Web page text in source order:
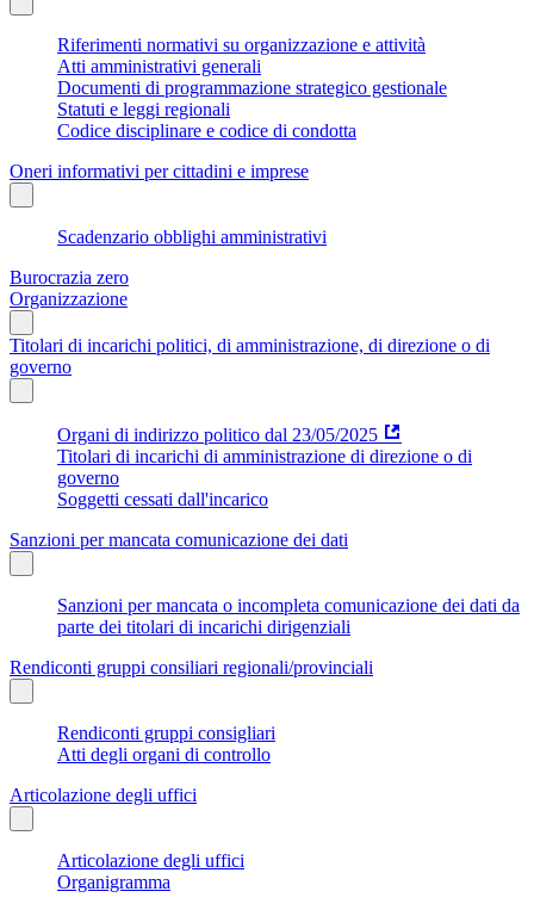
Riferimenti normativi su organizzazione e attività
Atti amministrativi generali
Documenti di programmazione strategico gestionale
Statuti e leggi regionali
Codice disciplinare e codice di condotta
Oneri informativi per cittadini e imprese
Scadenzario obblighi amministrativi
Burocrazia zero
Organizzazione
Titolari di incarichi politici, di amministrazione, di direzione o di
governo
Organi di indirizzo politico dal 23/05/2025
Titolari di incarichi di amministrazione di direzione o di
governo
Soggetti cessati dall'incarico
Sanzioni per mancata comunicazione dei dati
Sanzioni per mancata o incompleta comunicazione dei dati da
parte dei titolari di incarichi dirigenziali
Rendiconti gruppi consiliari regionali/provinciali
Rendiconti gruppi consigliari
Atti degli organi di controllo
Articolazione degli uffici
Articolazione degli uffici
Organigramma